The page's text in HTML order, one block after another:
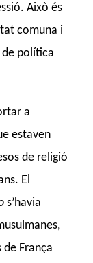
Això és
comuna i
política
a
estaven
de religió
El
s’havia
França